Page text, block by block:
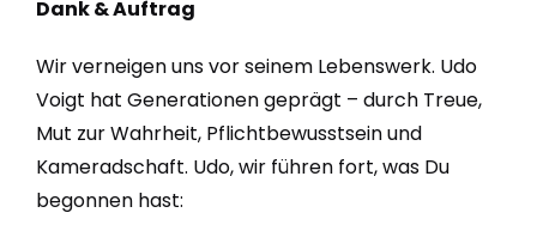
Dank & Auftrag
Wir verneigen uns vor seinem Lebenswerk. Udo
Voigt hat Generationen geprägt – durch Treue,
Mut zur Wahrheit, Pflichtbewusstsein und
Kameradschaft. Udo, wir führen fort, was Du
begonnen hast: